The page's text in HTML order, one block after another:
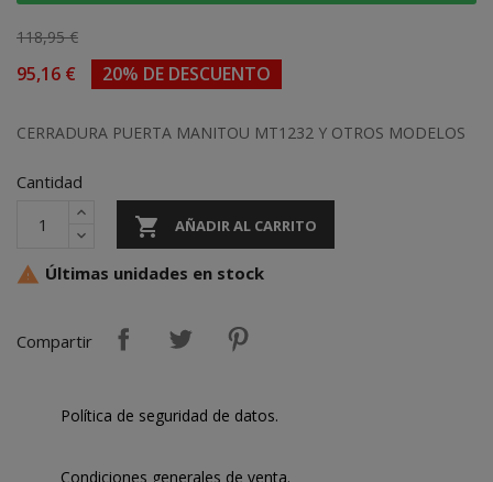
118,95 €
95,16 € 20% DE DESCUENTO
CERRADURA PUERTA MANITOU MT1232 Y OTROS MODELOS
Cantidad
 AÑADIR AL CARRITO
 Últimas unidades en stock
Compartir
Política de seguridad de datos.
Condiciones generales de venta.